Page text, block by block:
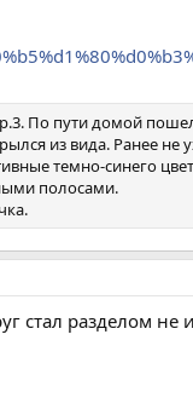
По пути домой
из вида. Ранее не
темно-синего
полосами.
стал разделом